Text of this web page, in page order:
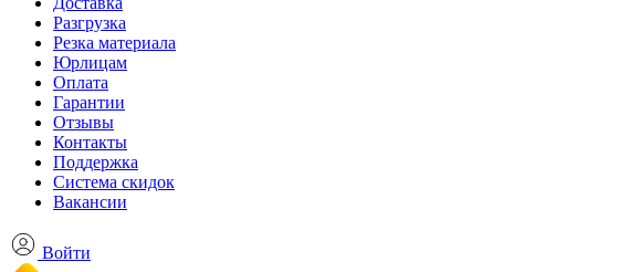
Разгрузка
Резка материала
Юрлицам
Оплата
Гарантии
Отзывы
Контакты
Поддержка
Система скидок
Вакансии
Войти